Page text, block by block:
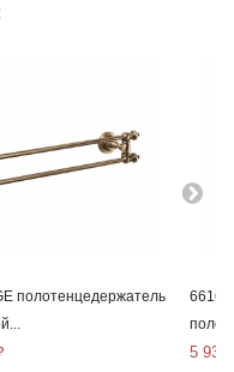
полотенцедержатель
6616
5 933